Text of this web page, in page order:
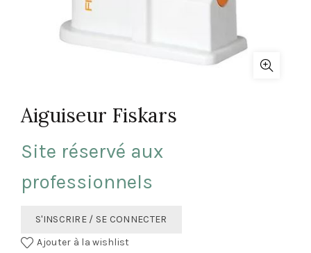
Aiguiseur Fiskars
Site réservé aux
professionnels
S'INSCRIRE / SE CONNECTER
Ajouter à la wishlist